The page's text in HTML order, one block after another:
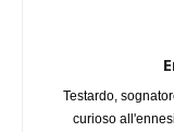
Testardo,
curioso